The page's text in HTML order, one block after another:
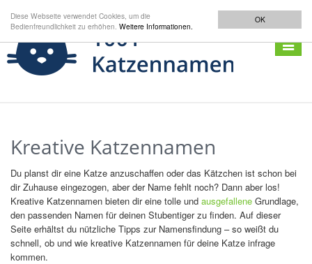
OK
Diese Webseite verwendet Cookies, um die
Bedienfreundlichkeit zu erhöhen. Weitere Informationen.
Kreative Katzennamen
Du planst dir eine Katze anzuschaffen oder das Kätzchen ist schon bei
dir Zuhause eingezogen, aber der Name fehlt noch? Dann aber los!
Kreative Katzennamen bieten dir eine tolle und ausgefallene Grundlage,
den passenden Namen für deinen Stubentiger zu finden. Auf dieser
Seite erhältst du nützliche Tipps zur Namensfindung – so weißt du
schnell, ob und wie kreative Katzennamen für deine Katze infrage
kommen.